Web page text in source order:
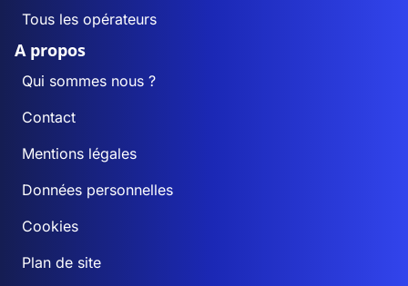
Tous les opérateurs
A propos
Qui sommes nous ?
Contact
Mentions légales
Données personnelles
Cookies
Plan de site